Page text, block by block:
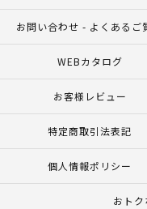
お問い合わせ - よくあるご
WEBカタログ
お客様レビュー
特定商取引法表記
個人情報ポリシー
おト